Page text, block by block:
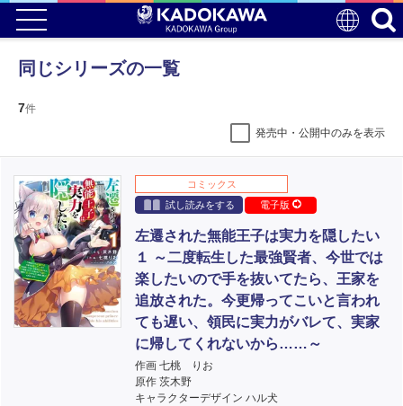
同じシリーズの一覧
7件
発売中・公開中のみを表示
コミックス
試し読みをする
電子版
左遷された無能王子は実力を隠したい
１ ～二度転生した最強賢者、今世では
楽したいので手を抜いてたら、王家を
追放された。今更帰ってこいと言われ
ても遅い、領民に実力がバレて、実家
に帰してくれないから……～
作画 七桃 りお
原作 茨木野
キャラクターデザイン ハル犬